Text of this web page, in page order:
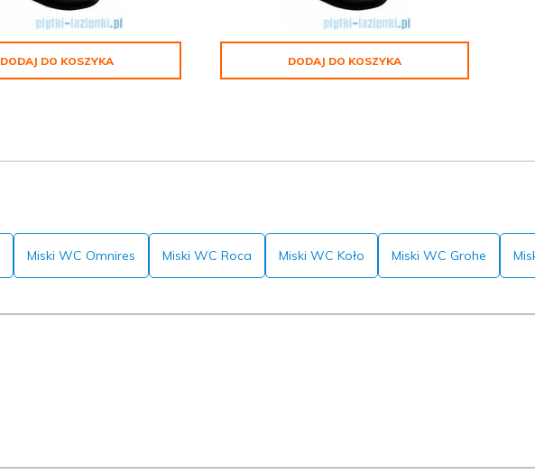
DODAJ DO KOSZYKA DODAJ DO KOSZYKA
Miski WC Omnires Miski WC Roca Miski WC Koło Miski WC Grohe